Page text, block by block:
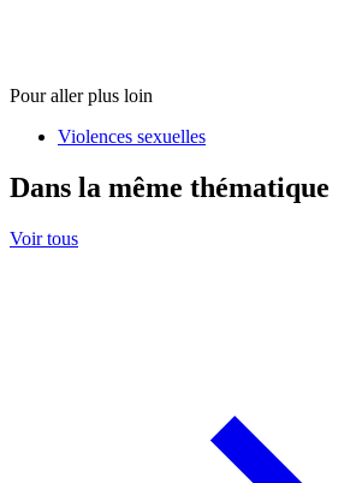
Pour aller plus loin
Violences sexuelles
Dans la même thématique
Voir tous